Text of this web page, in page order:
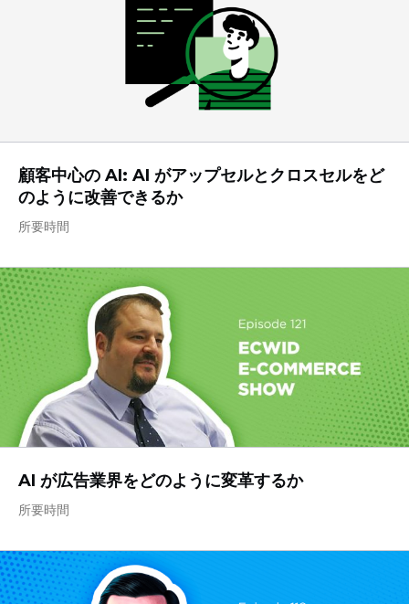
顧客中心の AI: AI がアップセルとクロスセルをど
のように改善できるか
所要時間
AI が広告業界をどのように変革するか
所要時間